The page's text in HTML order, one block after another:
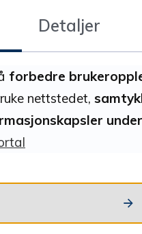
Detaljer
forbedre
nettstedet,